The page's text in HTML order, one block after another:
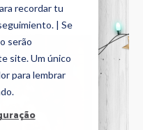
recordar tu
| Se
serão
site. Um único
para lembrar